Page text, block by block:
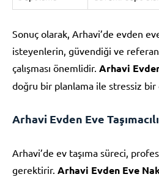
Sonuç olarak, Arhavi’de evden
isteyenlerin, güvendiği ve
çalışması önemlidir. Arhavi
doğru bir planlama ile stressiz
Arhavi Evden Eve
Arhavi’de ev taşıma süreci,
gerektirir. Arhavi Evden Eve